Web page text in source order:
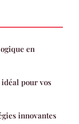
en
pour vos
innovantes